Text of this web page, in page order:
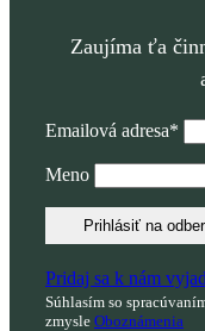
Zaujíma ťa
Emailová adresa*
Meno
Pridaj sa k nám
Súhlasím so
zmysle Oboznámenia